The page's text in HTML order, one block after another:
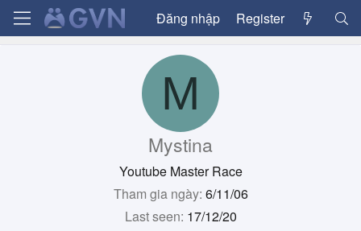
Đăng nhập Register
M
Mystina
Youtube Master Race
Tham gia ngày 6/11/06
Last seen 17/12/20